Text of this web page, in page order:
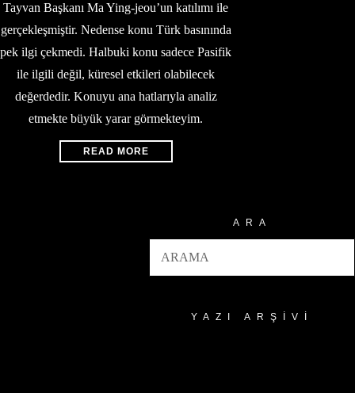
Tayvan Başkanı Ma Ying-jeou’un katılımı ile
gerçekleşmiştir. Nedense konu Türk basınında
pek ilgi çekmedi. Halbuki konu sadece Pasifik
ile ilgili değil, küresel etkileri olabilecek
değerdedir. Konuyu ana hatlarıyla analiz
etmekte büyük yarar görmekteyim.
READ MORE
ARA
YAZI ARŞIVI